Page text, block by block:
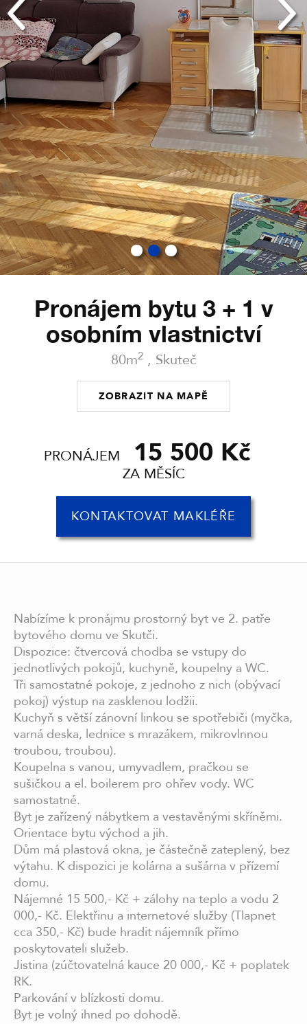
Pronájem bytu 3 + 1 v
osobním vlastnictví
80m2, Skuteč
ZOBRAZIT NA MAPĚ
PRONÁJEM 15 500 Kč
ZA MĚSÍC
KONTAKTOVAT MAKLÉŘE
Nabízíme k pronájmu prostorný byt ve 2. patře
bytového domu ve Skutči.
Dispozice: čtvercová chodba se vstupy do
jednotlivých pokojů, kuchyně, koupelny a WC.
Tři samostatné pokoje, z jednoho z nich (obývací
pokoj) výstup na zasklenou lodžii.
Kuchyň s větší zánovní linkou se spotřebiči (myčka,
varná deska, lednice s mrazákem, mikrovlnnou
troubou, troubou).
Koupelna s vanou, umyvadlem, pračkou se
sušičkou a el. boilerem pro ohřev vody. WC
samostatné.
Byt je zařízený nábytkem a vestavěnými skříněmi.
Orientace bytu východ a jih.
Dům má plastová okna, je částečně zateplený, bez
výtahu. K dispozici je kolárna a sušárna v přízemí
domu.
Nájemné 15 500,- Kč + zálohy na teplo a vodu 2
000,- Kč. Elektřinu a internetové služby (Tlapnet
cca 350,- Kč) bude hradit nájemník přímo
poskytovateli služeb.
Jistina (zúčtovatelná kauce 20 000,- Kč + poplatek
RK.
Parkování v blízkosti domu.
Byt je volný ihned po dohodě.